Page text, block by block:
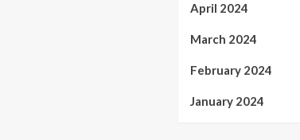
April 2024
March 2024
February 2024
January 2024